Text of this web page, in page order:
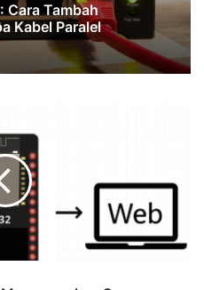
Cara Tambah
Kabel Paralel